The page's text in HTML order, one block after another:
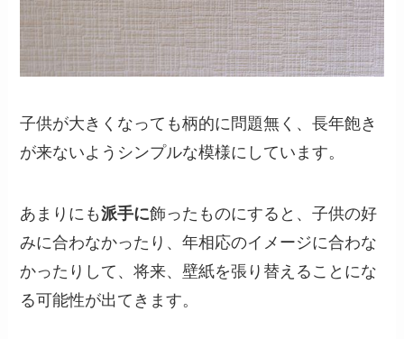
子供が大きくなっても柄的に問題無く、長年飽き
が来ないようシンプルな模様にしています。
あまりにも派手に飾ったものにすると、子供の好
みに合わなかったり、年相応のイメージに合わな
かったりして、将来、壁紙を張り替えることにな
る可能性が出てきます。